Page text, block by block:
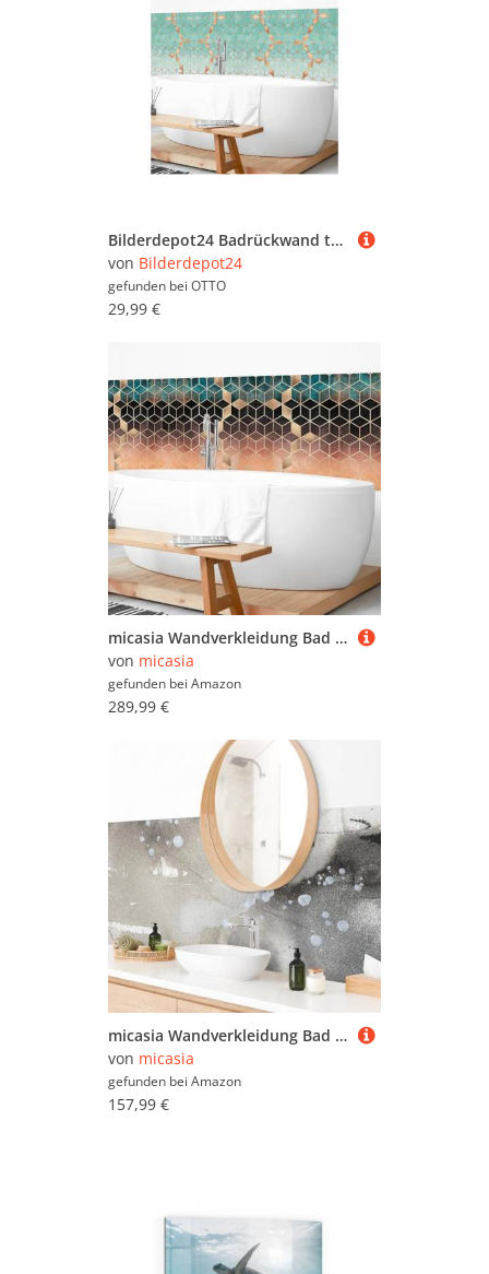
Bilderdepot24 Badrückwand türkis fugenlose Wandverkleidung Bad Abstrakt, (Hartfolie matt » Selbstklebend SMART 0,35 mm), wasserfestes Wandpaneel Türkis Weiß goldene Geometrie II
von Bilderdepot24
gefunden bei OTTO
29,99 €
micasia Wandverkleidung Bad selbstklebend wasserfest Muster fugenlos Wandpaneel - made in Germany - Geometrisch Hartfolie matt türkis Badrückwand Aquarell Abstrakt statt Fliesen 1434-P (400x80cm)
von micasia
gefunden bei Amazon
289,99 €
micasia Wandverkleidung Bad selbstklebend wasserfest originell fugenlos Wandpaneel - made in Germany - Design Hartfolie matt grau Badrückwand Abstrakt statt Fliesen 1103 (280x80cm)
von micasia
gefunden bei Amazon
157,99 €